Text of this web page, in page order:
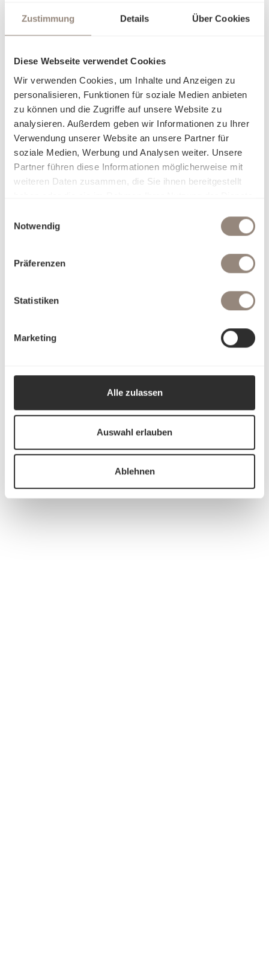
Zustimmung Details Über Cookies
Diese Webseite verwendet Cookies
Wir verwenden Cookies, um Inhalte und Anzeigen zu
personalisieren, Funktionen für soziale Medien anbieten
zu können und die Zugriffe auf unsere Website zu
analysieren. Außerdem geben wir Informationen zu Ihrer
Verwendung unserer Website an unsere Partner für
soziale Medien, Werbung und Analysen weiter. Unsere
Partner führen diese Informationen möglicherweise mit
weiteren Daten zusammen, die Sie ihnen bereitgestellt
Notwendig
Präferenzen
Statistiken
Marketing
Alle zulassen
Auswahl erlauben
Ablehnen
sondern eine Einladung, sich in Eleganz und Luxus fallen zu
lassen. Finden Sie heraus, worin Sie sich am besten
für Sie geschaffen wurden.